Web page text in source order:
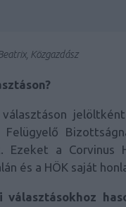
Közgazdász
Ezeket a Corvinus
és a HÖK saját
választásokhoz